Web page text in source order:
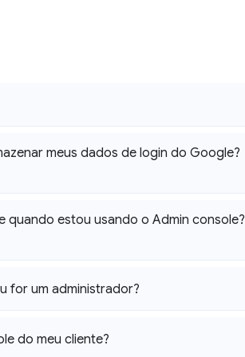
meus dados de login do Google?
quando estou usando o Admin console?
for um administrador?
do meu cliente?